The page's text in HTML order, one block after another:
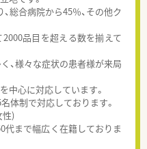
総合病院から45％、その他ク
2000品目を超える数を揃えて
、様々な症状の患者様が来局
中心に対応しています。
体制で対応しております。
性)
代まで幅広く在籍しておりま